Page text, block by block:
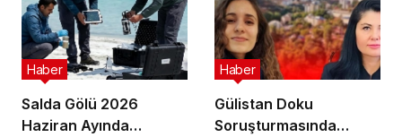
Salda Gölü 2026
Haziran Ayında
Haber
Gülistan Doku
Soruşturmasında
Haber